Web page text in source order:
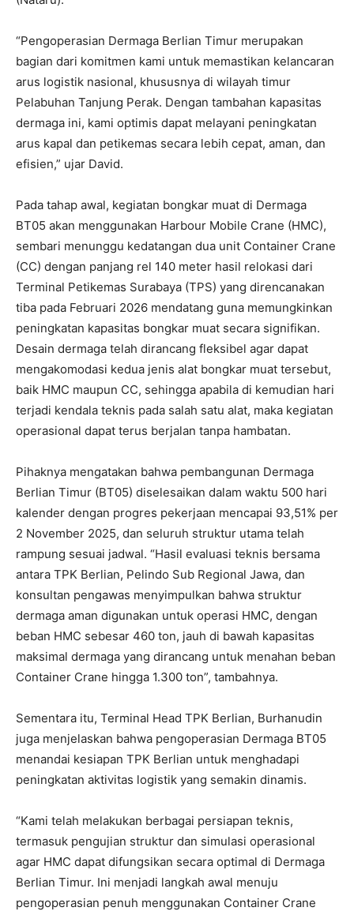
“Pengoperasian Dermaga Berlian Timur merupakan
bagian dari komitmen kami untuk memastikan kelancaran
arus logistik nasional, khususnya di wilayah timur
Pelabuhan Tanjung Perak. Dengan tambahan kapasitas
dermaga ini, kami optimis dapat melayani peningkatan
arus kapal dan petikemas secara lebih cepat, aman, dan
efisien,” ujar David.
Pada tahap awal, kegiatan bongkar muat di Dermaga
BT05 akan menggunakan Harbour Mobile Crane (HMC),
sembari menunggu kedatangan dua unit Container Crane
(CC) dengan panjang rel 140 meter hasil relokasi dari
Terminal Petikemas Surabaya (TPS) yang direncanakan
tiba pada Februari 2026 mendatang guna memungkinkan
peningkatan kapasitas bongkar muat secara signifikan.
Desain dermaga telah dirancang fleksibel agar dapat
mengakomodasi kedua jenis alat bongkar muat tersebut,
baik HMC maupun CC, sehingga apabila di kemudian hari
terjadi kendala teknis pada salah satu alat, maka kegiatan
operasional dapat terus berjalan tanpa hambatan.
Pihaknya mengatakan bahwa pembangunan Dermaga
Berlian Timur (BT05) diselesaikan dalam waktu 500 hari
kalender dengan progres pekerjaan mencapai 93,51% per
2 November 2025, dan seluruh struktur utama telah
rampung sesuai jadwal. “Hasil evaluasi teknis bersama
antara TPK Berlian, Pelindo Sub Regional Jawa, dan
konsultan pengawas menyimpulkan bahwa struktur
dermaga aman digunakan untuk operasi HMC, dengan
beban HMC sebesar 460 ton, jauh di bawah kapasitas
maksimal dermaga yang dirancang untuk menahan beban
Container Crane hingga 1.300 ton”, tambahnya.
Sementara itu, Terminal Head TPK Berlian, Burhanudin
juga menjelaskan bahwa pengoperasian Dermaga BT05
menandai kesiapan TPK Berlian untuk menghadapi
peningkatan aktivitas logistik yang semakin dinamis.
“Kami telah melakukan berbagai persiapan teknis,
termasuk pengujian struktur dan simulasi operasional
agar HMC dapat difungsikan secara optimal di Dermaga
Berlian Timur. Ini menjadi langkah awal menuju
pengoperasian penuh menggunakan Container Crane